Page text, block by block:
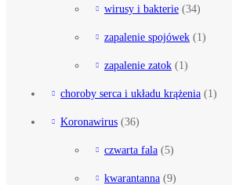
wirusy i bakterie (34)
zapalenie spojówek (1)
zapalenie zatok (1)
choroby serca i układu krążenia (1)
Koronawirus (36)
czwarta fala (5)
kwarantanna (9)